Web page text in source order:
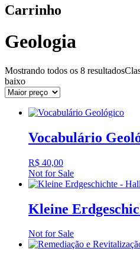
Carrinho
Geologia
Mostrando todos os 8 resultados
baixo
Vocabulário
R$ 40,00
Not for Sale
Kleine
Not for Sale